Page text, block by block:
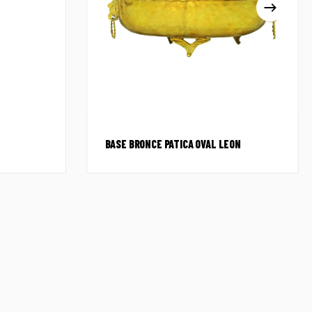
BASE BRONCE PATICA OVAL LEON